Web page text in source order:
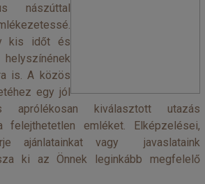
nászúttal
kis időt és
is. A közös
egy jól
aprólékosan kiválasztott utazás
felejthetetlen emléket. Elképzelései,
ajánlatainkat vagy javaslataink
ki az Önnek leginkább megfelelő